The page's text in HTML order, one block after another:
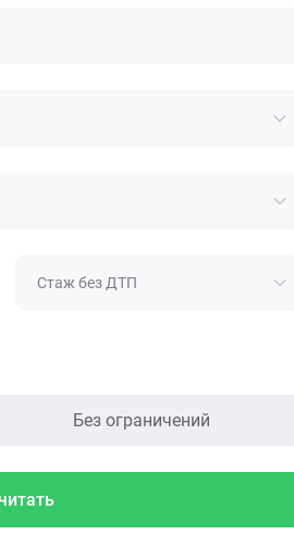
Стаж без ДТП
Без ограничений